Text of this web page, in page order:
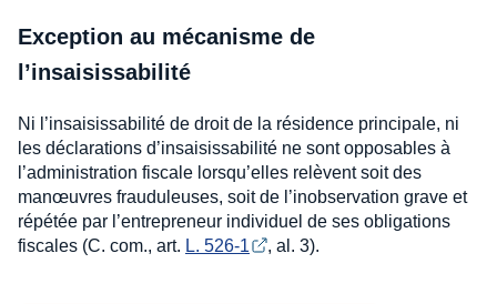
Exception au mécanisme de
l’insaisissabilité
Ni l’insaisissabilité de droit de la résidence principale, ni
les déclarations d’insaisissabilité ne sont opposables à
l’administration fiscale lorsqu’elles relèvent soit des
manœuvres frauduleuses, soit de l’inobservation grave et
répétée par l’entrepreneur individuel de ses obligations
fiscales (C. com., art. L. 526-1 , al. 3).